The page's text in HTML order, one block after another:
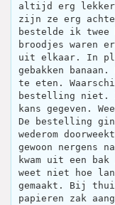
altijd erg lekker
zijn ze erg
bestelde ik twee
broodjes waren
uit elkaar. In
gebakken banaan.
te eten.
bestelling niet.
kans gegeven.
De bestelling
wederom
gewoon nergens
kwam uit een
weet niet hoe
gemaakt. Bij
papieren zak